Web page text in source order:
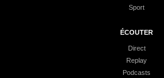
Sport
ÉCOUTER
Direct
Replay
Podcasts